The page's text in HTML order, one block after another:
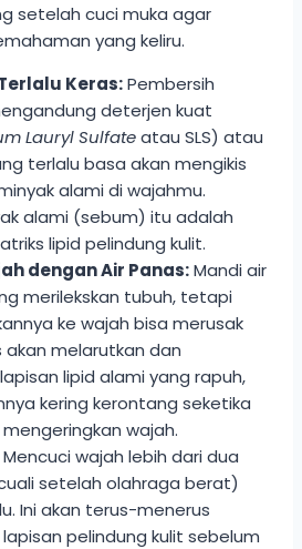
setelah cuci muka agar
yang keliru.
Keras:Pembersih
deterjen kuat
Lauryl Sulfateatau SLS) atau
terlalu basa akan mengikis
alami di wajahmu.
alami (sebum) itu adalah
lipid pelindung kulit.
dengan Air Panas:Mandi air
merilekskan tubuh, tetapi
ke wajah bisa merusak
akan melarutkan dan
lipid alami yang rapuh,
kering kerontang seketika
wajah.
Mencuci wajah lebih dari dua
setelah olahraga berat)
Ini akan terus-menerus
pelindung kulit sebelum